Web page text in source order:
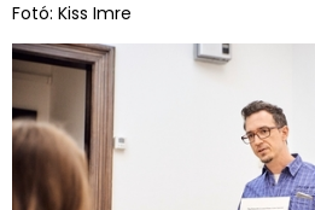
Fotó: Kiss Imre